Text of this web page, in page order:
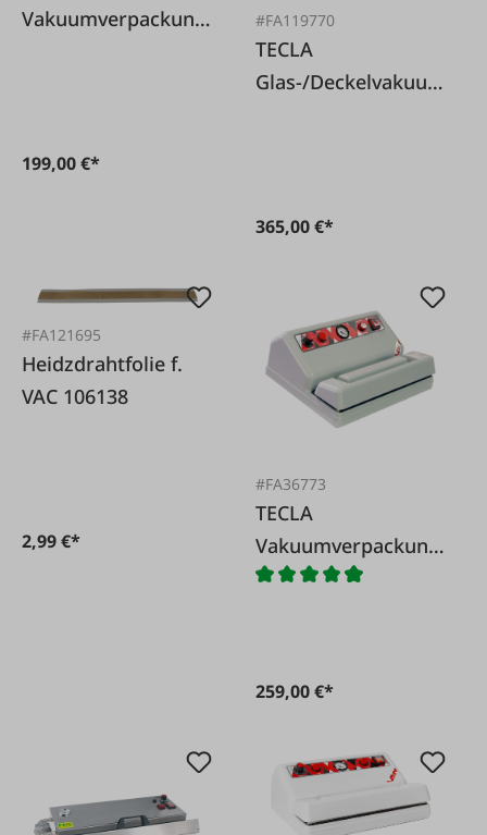
Vakuumverpackung
199,00 €*
#FA119770
TECLA
Glas-/Deckelvakuum
365,00 €*
#FA121695
Heidzdrahtfolie f.
VAC 106138
2,99 €*
#FA36773
TECLA
Vakuumverpackung
smaschine Jolly
259,00 €*